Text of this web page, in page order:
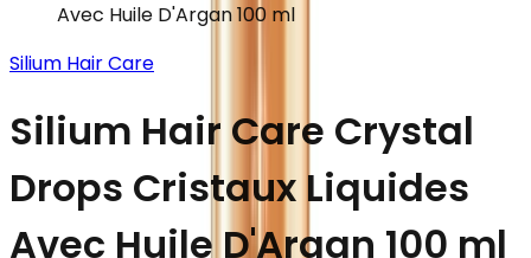
Avec Huile D'Argan 100 ml
Silium Hair Care
Silium Hair Care Crystal
Drops Cristaux Liquides
Avec Huile D'Argan 100 ml